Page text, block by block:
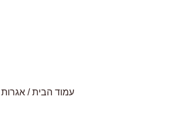
עמוד הבית/ אגרות